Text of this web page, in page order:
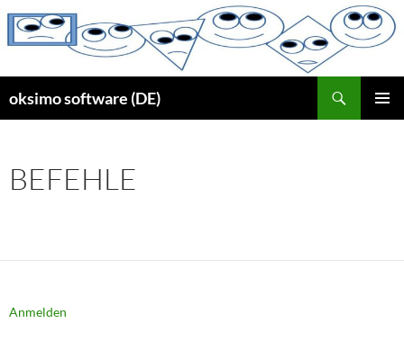
Zum
Inhalt
oksimo software (DE)
BEFEHLE
Anmelden